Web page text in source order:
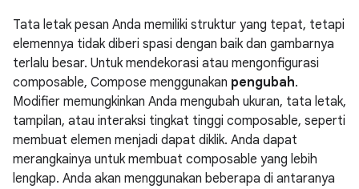
Tata letak pesan Anda memiliki struktur yang tepat, tetapi
elemennya tidak diberi spasi dengan baik dan gambarnya
terlalu besar. Untuk mendekorasi atau mengonfigurasi
composable, Compose menggunakan pengubah.
Modifier memungkinkan Anda mengubah ukuran, tata letak,
tampilan, atau interaksi tingkat tinggi composable, seperti
membuat elemen menjadi dapat diklik. Anda dapat
merangkainya untuk membuat composable yang lebih
lengkap. Anda akan menggunakan beberapa di antaranya